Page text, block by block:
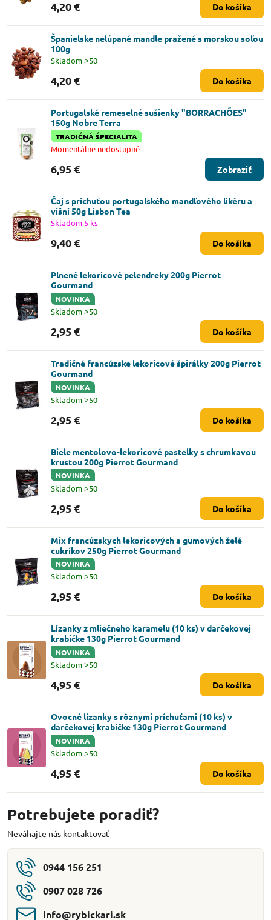
4,20 € Do košíka
Španielske nelúpané mandle pražené s morskou soľou
100g
Skladom ˃50
4,20 € Do košíka
Portugalské remeselné sušienky "BORRACHÕES"
150g Nobre Terra
TRADIČNÁ ŠPECIALITA
Momentálne nedostupné
6,95 € Zobraziť
Čaj s príchuťou portugalského mandľového likéru a
višní 50g Lisbon Tea
Skladom 5 ks
9,40 € Do košíka
Plnené lekoricové pelendreky 200g Pierrot
Gourmand
NOVINKA
Skladom ˃50
2,95 € Do košíka
Tradičné francúzske lekoricové špirálky 200g Pierrot
Gourmand
NOVINKA
Skladom ˃50
2,95 € Do košíka
Biele mentolovo-lekoricové pastelky s chrumkavou
krustou 200g Pierrot Gourmand
NOVINKA
Skladom ˃50
2,95 € Do košíka
Mix francúzskych lekoricových a gumových želé
cukríkov 250g Pierrot Gourmand
NOVINKA
Skladom ˃50
2,95 € Do košíka
Lízanky z mliečneho karamelu (10 ks) v darčekovej
krabičke 130g Pierrot Gourmand
NOVINKA
Skladom ˃50
4,95 € Do košíka
Ovocné lízanky s rôznymi príchuťami (10 ks) v
darčekovej krabičke 130g Pierrot Gourmand
NOVINKA
Skladom ˃50
4,95 € Do košíka
Potrebujete poradiť?
Neváhajte nás kontaktovať
0944 156 251
0907 028 726
info​@rybickari​.sk